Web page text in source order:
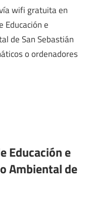
wifi gratuita en
Educación e
de San Sebastián
o ordenadores
Educación e
Ambiental de